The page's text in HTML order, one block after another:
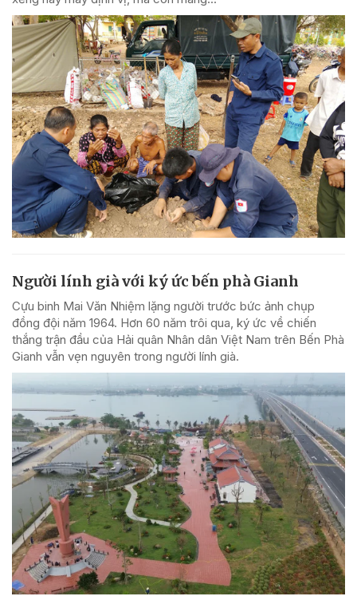
Người lính già với ký ức bến phà Gianh
Cựu binh Mai Văn Nhiệm lặng người trước bức ảnh chụp
đồng đội năm 1964. Hơn 60 năm trôi qua, ký ức về chiến
thắng trận đầu của Hải quân Nhân dân Việt Nam trên Bến Phà
Gianh vẫn vẹn nguyên trong người lính già.